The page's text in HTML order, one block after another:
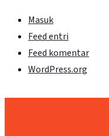
Masuk
Feed entri
Feed komentar
WordPress.org